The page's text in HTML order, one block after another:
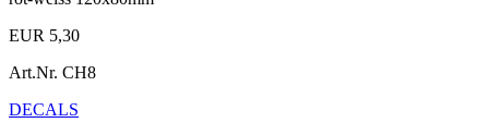
EUR 5,30
Art.Nr. CH8
DECALS